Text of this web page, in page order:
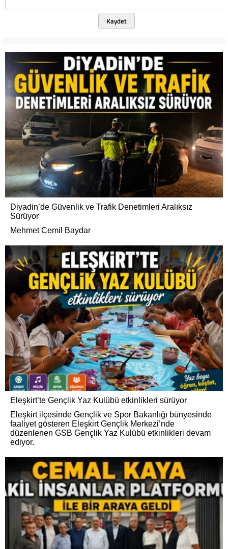
Kaydet
Diyadin’de Güvenlik ve Trafik Denetimleri Aralıksız
Sürüyor
Mehmet Cemil Baydar
Eleşkirt’te Gençlik Yaz Kulübü etkinlikleri sürüyor
Eleşkirt ilçesinde Gençlik ve Spor Bakanlığı bünyesinde
faaliyet gösteren Eleşkirt Gençlik Merkezi’nde
düzenlenen GSB Gençlik Yaz Kulübü etkinlikleri devam
ediyor.